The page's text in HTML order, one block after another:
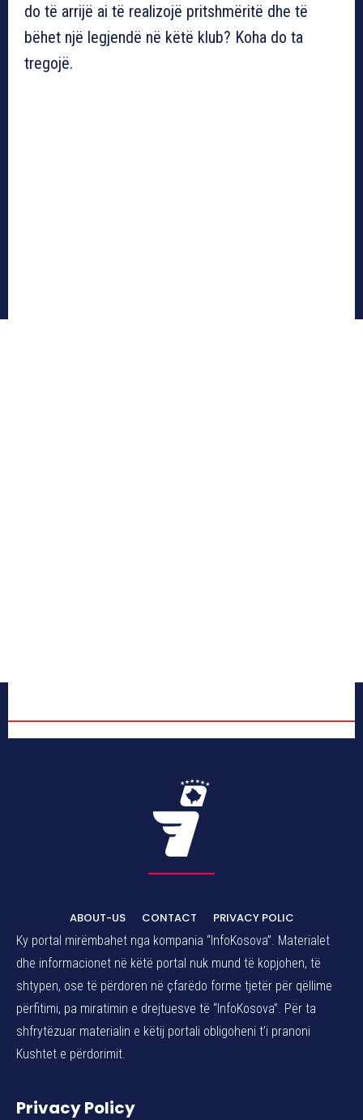
do të arrijë ai të realizojë pritshmëritë dhe të
bëhet një legjendë në këtë klub? Koha do ta
tregojë.
ABOUT-US CONTACT
PRIVACY POLIC
Ky portal mirëmbahet nga kompania “InfoKosova”. Materialet
dhe informacionet në këtë portal nuk mund të kopjohen, të
shtypen, ose të përdoren në çfarëdo forme tjetër për qëllime
përfitimi, pa miratimin e drejtuesve të “InfoKosova”. Për ta
shfrytëzuar materialin e këtij portali obligoheni t’i pranoni
Kushtet e përdorimit.
Privacy Policy